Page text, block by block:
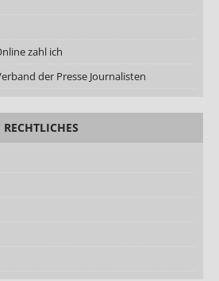
zahl ich
der Presse Journalisten
RECHTLICHES